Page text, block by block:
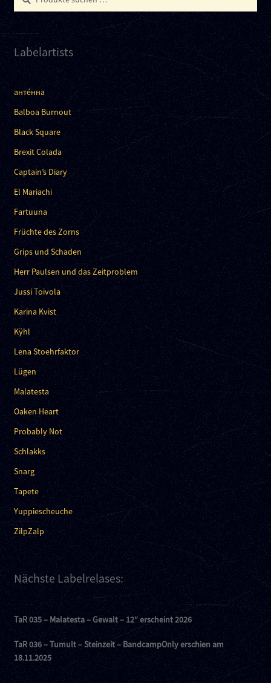
nach:
Labelartists
анте́нна
Balboa Burnout
Black Square
Brexit Colada
Captain’s Diary
El Mariachi
Fartuuna
Früchte des Zorns
Grips und Schaden
Herr Paulsen und das Zeitproblem
Jussi Toivola
Karina Kvist
Kÿhl
Lena Stoehrfaktor
Lügen
Malatesta
Oaken Heart
Probably Not
Schlakks
Snarg
Tapete
Yuppiescheuche
ZilpZalp
Nächste Labelrelases:
TaR 035 – Malatesta – Gewalt – 12″ erscheint 2026
TaR 036 – Tumult – Steinzeit – BandcampOnly erschien am
18.11.2025